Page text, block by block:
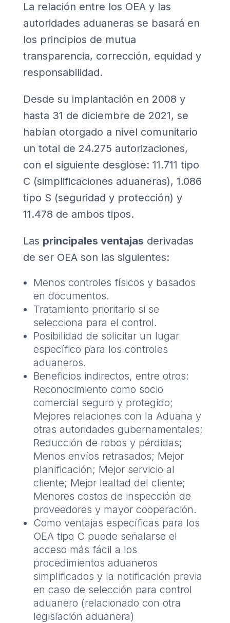
La relación entre los OEA y las
autoridades aduaneras se basará en
los principios de mutua
transparencia, corrección, equidad y
responsabilidad.
Desde su implantación en 2008 y
hasta 31 de diciembre de 2021, se
habían otorgado a nivel comunitario
un total de 24.275 autorizaciones,
con el siguiente desglose: 11.711 tipo
C (simplificaciones aduaneras), 1.086
tipo S (seguridad y protección) y
11.478 de ambos tipos.
Las principales ventajas derivadas
de ser OEA son las siguientes:
Menos controles físicos y basados ​​
en documentos.
Tratamiento prioritario si se
selecciona para el control.
Posibilidad de solicitar un lugar
específico para los controles
aduaneros.
Beneficios indirectos, entre otros:
Reconocimiento como socio
comercial seguro y protegido;
Mejores relaciones con la Aduana y
otras autoridades gubernamentales;
Reducción de robos y pérdidas;
Menos envíos retrasados; Mejor
planificación; Mejor servicio al
cliente; Mejor lealtad del cliente;
Menores costos de inspección de
proveedores y mayor cooperación.
Como ventajas específicas para los
OEA tipo C puede señalarse el
acceso más fácil a los
procedimientos aduaneros
simplificados y la notificación previa
en caso de selección para control
aduanero (relacionado con otra
legislación aduanera)